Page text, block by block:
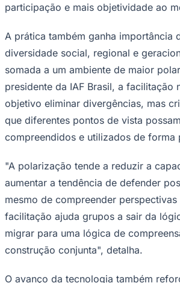
São Paulo
participação e mais objetividade ao
A prática também ganha importância
diversidade social, regional e
somada a um ambiente de maior
presidente da IAF Brasil, a facilitação
objetivo eliminar divergências, mas
que diferentes pontos de vista
compreendidos e utilizados de forma
"A polarização tende a reduzir a
aumentar a tendência de defender
mesmo de compreender
facilitação ajuda grupos a sair da
migrar para uma lógica de
construção conjunta", detalha.
O avanço da tecnologia também